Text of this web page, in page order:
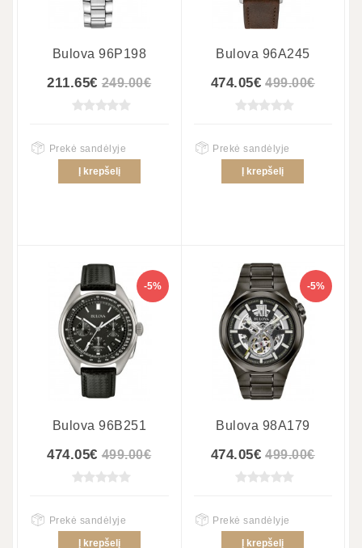
Bulova 96P198
211.65€ 249.00€
Prekė sandėlyje
Į krepšelį
Bulova 96A245
474.05€ 499.00€
Prekė sandėlyje
Į krepšelį
-5%
Bulova 96B251
474.05€ 499.00€
Prekė sandėlyje
Į krepšelį
-5%
Bulova 98A179
474.05€ 499.00€
Prekė sandėlyje
Į krepšelį